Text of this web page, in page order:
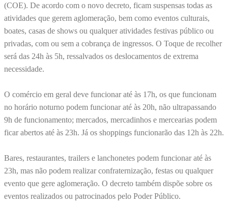
(COE). De acordo com o novo decreto, ficam suspensas todas as
atividades que gerem aglomeração, bem como eventos culturais,
boates, casas de shows ou qualquer atividades festivas público ou
privadas, com ou sem a cobrança de ingressos. O Toque de recolher
será das 24h às 5h, ressalvados os deslocamentos de extrema
necessidade.
O comércio em geral deve funcionar até às 17h, os que funcionam
no horário noturno podem funcionar até às 20h, não ultrapassando
9h de funcionamento; mercados, mercadinhos e mercearias podem
ficar abertos até às 23h. Já os shoppings funcionarão das 12h às 22h.
Bares, restaurantes, trailers e lanchonetes podem funcionar até às
23h, mas não podem realizar confraternização, festas ou qualquer
evento que gere aglomeração. O decreto também dispõe sobre os
eventos realizados ou patrocinados pelo Poder Público.